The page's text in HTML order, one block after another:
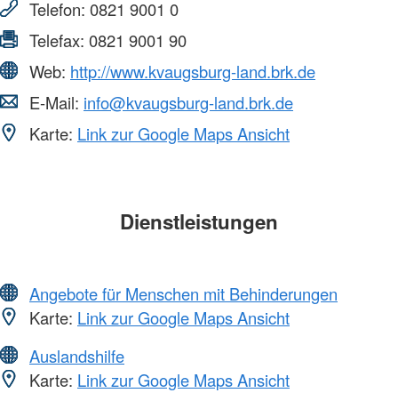
Telefon: 0821 9001 0
Telefax: 0821 9001 90
Web: http://www.kvaugsburg-land.brk.de
E-Mail: info@kvaugsburg-land.brk.de
Karte: Link zur Google Maps Ansicht
Dienstleistungen
Angebote für Menschen mit Behinderungen
Karte: Link zur Google Maps Ansicht
Auslandshilfe
Karte: Link zur Google Maps Ansicht